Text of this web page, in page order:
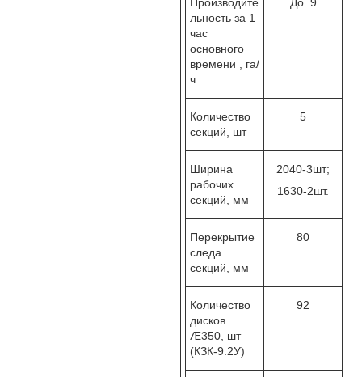
льность за 1
час
основного
времени , га/
ч
Количество
секций, шт
5
Ширина
рабочих
секций, мм
2040-3шт;
1630-2шт.
Перекрытие
следа
секций, мм
80
Количество
дисков
Æ350, шт
(КЗК-9.2У)
92